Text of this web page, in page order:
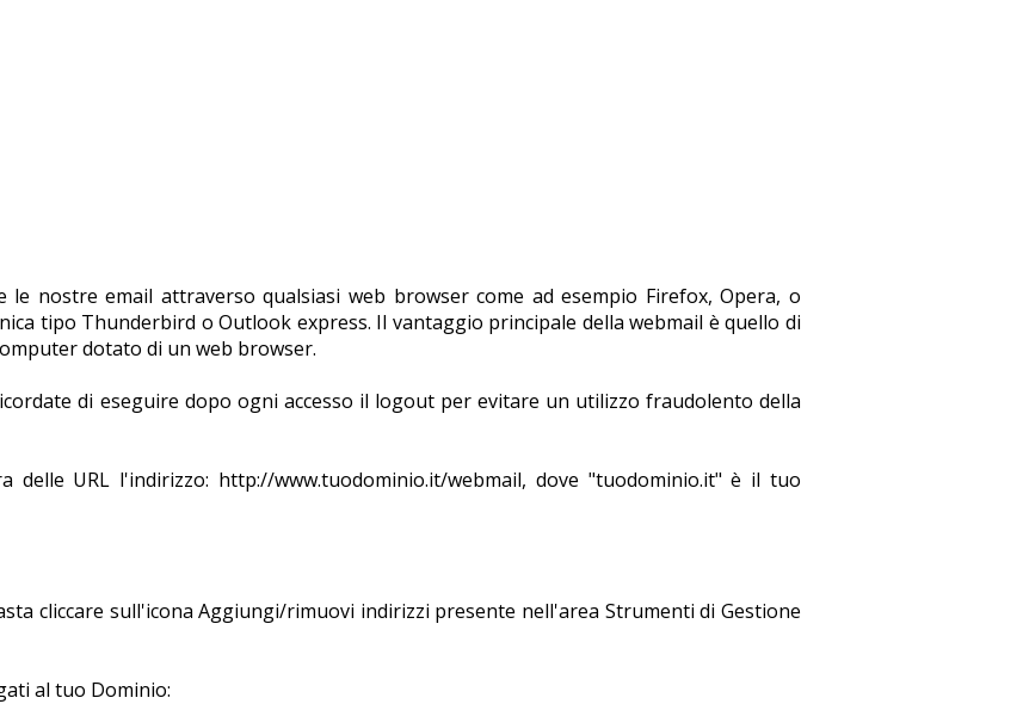
nostre email attraverso qualsiasi web browser come ad esempio Firefox, Opera, o
tipo Thunderbird o Outlook express. Il vantaggio principale della webmail è quello di
dotato di un web browser.
di eseguire dopo ogni accesso il logout per evitare un utilizzo fraudolento della
delle URL l'indirizzo: http://www.tuodominio.it/webmail, dove "tuodominio.it" è il tuo
cliccare sull'icona Aggiungi/rimuovi indirizzi presente nell'area Strumenti di Gestione
al tuo Dominio: